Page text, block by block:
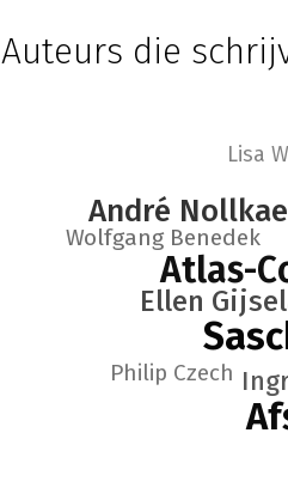
Auteurs die
Atlas-
André
Ellen
Wolfgang Benedek
Philip Czech
Lisa